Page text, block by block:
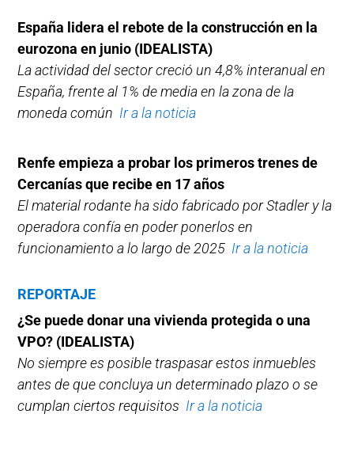
España lidera el rebote de la construcción en la
eurozona en junio (IDEALISTA)
La actividad del sector creció un 4,8% interanual en
España, frente al 1% de media en la zona de la
moneda común Ir a la noticia
Renfe empieza a probar los primeros trenes de
Cercanías que recibe en 17 años
El material rodante ha sido fabricado por Stadler y la
operadora confía en poder ponerlos en
funcionamiento a lo largo de 2025 Ir a la noticia
REPORTAJE
¿Se puede donar una vivienda protegida o una
VPO? (IDEALISTA)
No siempre es posible traspasar estos inmuebles
antes de que concluya un determinado plazo o se
cumplan ciertos requisitos Ir a la noticia